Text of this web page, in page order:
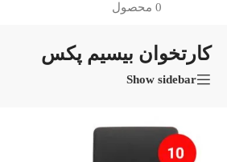
0 محصول
کارتخوان بیسیم پکس
Show sidebar